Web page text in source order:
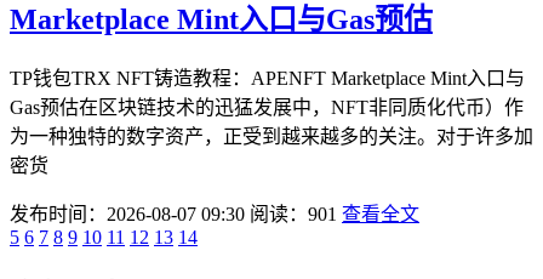
Marketplace Mint入口与Gas预估
TP钱包TRX NFT铸造教程：APENFT Marketplace Mint入口与
Gas预估在区块链技术的迅猛发展中，NFT非同质化代币）作
为一种独特的数字资产，正受到越来越多的关注。对于许多加
密货
发布时间：2026-08-07 09:30 阅读：901 查看全文
5 6 7 8 9 10 11 12 13 14